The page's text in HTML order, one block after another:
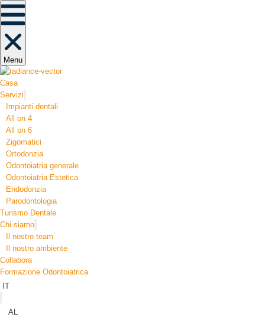
Menu
Casa
Servizi
Impianti dentali
All on 4
All on 6
Zigomatici
Ortodonzia​
Odontoiatria generale
Odontoiatria Estetica
Endodonzia
Parodontologia
Turismo Dentale
Chi siamo
Il nostro team
Il nostro ambiente
Collabora
Formazione Odontoiatrica
IT
AL